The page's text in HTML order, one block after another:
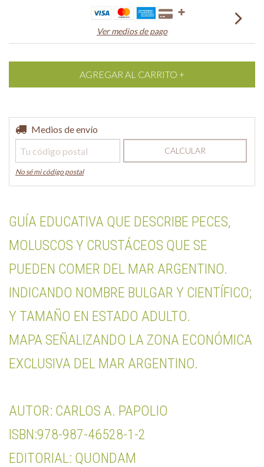
Ver medios de pago
Entregas para el CP:
Medios de envío
CALCULAR
No sé mi código postal
GUÍA EDUCATIVA QUE DESCRIBE PECES,
MOLUSCOS Y CRUSTÁCEOS QUE SE
PUEDEN COMER DEL MAR ARGENTINO.
INDICANDO NOMBRE BULGAR Y CIENTÍFICO;
Y TAMAÑO EN ESTADO ADULTO.
MAPA SEÑALIZANDO LA ZONA ECONÓMICA
EXCLUSIVA DEL MAR ARGENTINO.
AUTOR: CARLOS A. PAPOLIO
ISBN:978-987-46528-1-2
EDITORIAL: QUONDAM